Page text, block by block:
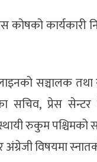
कोषको कार्यकारी
सञ्चालक तथा
सचिव, प्रेस सेन्टर
रुकुम पश्चिमको
विषयमा